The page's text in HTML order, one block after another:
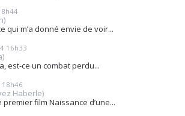
qui m’a donné envie de voir...
16h33
est-ce un combat perdu...
18h46
Haberle)
film Naissance d’une...